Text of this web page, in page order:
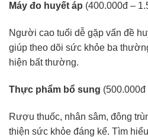
Máy đo huyết áp (400.000đ –
Người cao tuổi dễ gặp vấn đề
giúp theo dõi sức khỏe ba
hiện bất thường.
Thực phẩm bổ sung
Rượu thuốc, nhân sâm, đông
thiện sức khỏe đáng kể. Tìm